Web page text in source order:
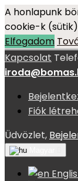
A honlapunk
cookie-k
Elfogadom
Kapcsolat
Fiók
Üdvözlet,